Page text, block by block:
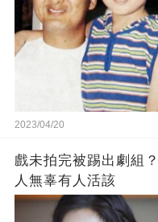
2023/04/20
戲未拍完被踢出劇組
人無辜有人活該